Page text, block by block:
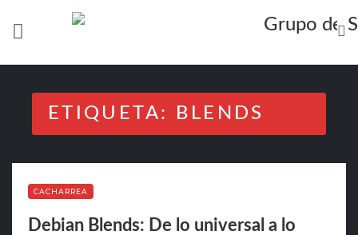
ETIQUETA: BLENDS
CACHARREA
Debian Blends: De lo universal a lo